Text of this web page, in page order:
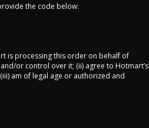
the code below:
is processing this order on behalf of
or control over it; (ii) agree to Hotmart’s
am of legal age or authorized and